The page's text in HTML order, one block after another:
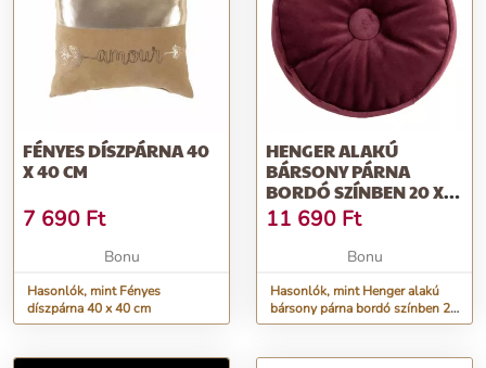
FÉNYES DÍSZPÁRNA 40
X 40 CM
7 690 Ft
Bonu
Hasonlók, mint Fényes
díszpárna 40 x 40 cm
HENGER ALAKÚ
BÁRSONY PÁRNA
BORDÓ SZÍNBEN 20 X
45 CM
11 690 Ft
Bonu
Hasonlók, mint Henger alakú
bársony párna bordó színben 20
x 45 cm